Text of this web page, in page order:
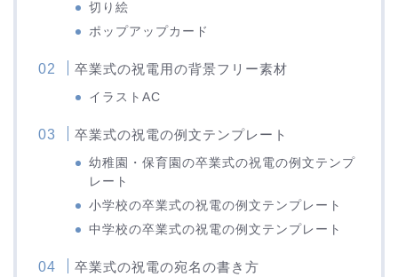
切り絵
ポップアップカード
卒業式の祝電用の背景フリー素材
イラストAC
卒業式の祝電の例文テンプレート
幼稚園・保育園の卒業式の祝電の例文テンプ
レート
小学校の卒業式の祝電の例文テンプレート
中学校の卒業式の祝電の例文テンプレート
卒業式の祝電の宛名の書き方